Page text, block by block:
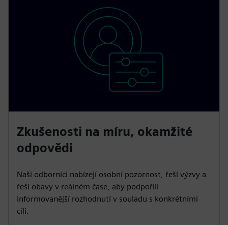
Zkušenosti na míru, okamžité
odpovědi
Naši odborníci nabízejí osobní pozornost, řeší výzvy a
řeší obavy v reálném čase, aby podpořili
informovanější rozhodnutí v souladu s konkrétními
cíli.